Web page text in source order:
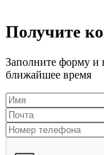
Получите
Заполните форму и
ближайшее время